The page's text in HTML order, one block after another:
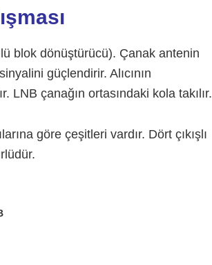
blok dönüştürücü). Çanak antenin
güçlendirir. Alıcının
çanağın ortasındaki kola takılır.
göre çeşitleri vardır. Dört çıkışlı